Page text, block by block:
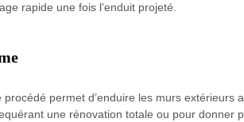
rapide une fois l’enduit projeté.
permet d’enduire les murs extérieurs
une rénovation totale ou pour donner